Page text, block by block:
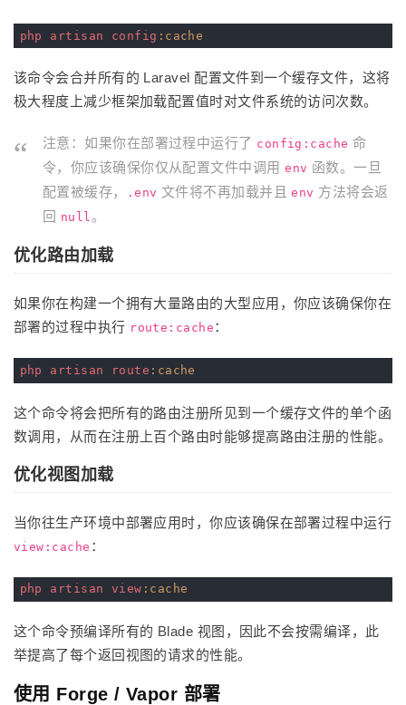
php artisan config :cache
该命令会合并所有的 Laravel 配置文件到一个缓存文件，这将
极大程度上减少框架加载配置值时对文件系统的访问次数。
注意：如果你在部署过程中运行了 config:cache 命
令，你应该确保你仅从配置文件中调用env 函数。一旦
配置被缓存，
.env 文件将不再加载并且env 方法将会返
回 null 。
优化路由加载
如果你在构建一个拥有大量路由的大型应用，你应该确保你在
部署的过程中执行 route:cache ：
php artisan route :cache
这个命令将会把所有的路由注册所见到一个缓存文件的单个函
数调用，从而在注册上百个路由时能够提高路由注册的性能。
优化视图加载
当你往生产环境中部署应用时，你应该确保在部署过程中运行
view:cache ：
php artisan view :cache
这个命令预编译所有的 Blade 视图，因此不会按需编译，此
举提高了每个返回视图的请求的性能。
使用 Forge / Vapor 部署